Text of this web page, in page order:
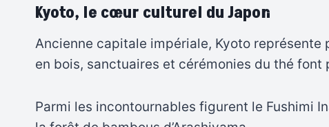
Kyoto, le cœur culturel du Japon
Ancienne capitale impériale, Kyoto représente
en bois, sanctuaires et cérémonies du thé
Parmi les incontournables figurent le Fushimi